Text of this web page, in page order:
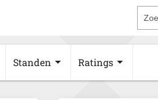
Standen Ratings